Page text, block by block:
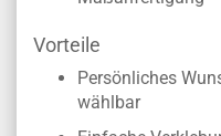
Vorteile
Persönliches
wählbar